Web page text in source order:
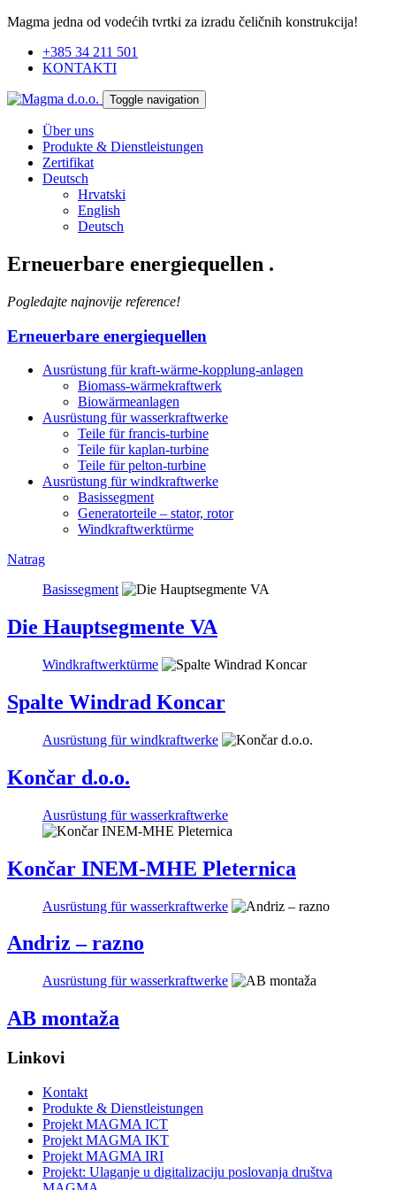
Magma jedna od vodećih tvrtki za izradu čeličnih konstrukcija!
+385 34 211 501
KONTAKTI
Toggle navigation
Über uns
Produkte & Dienstleistungen
Zertifikat
Deutsch
Hrvatski
English
Deutsch
Erneuerbare energiequellen .
Pogledajte najnovije reference!
Erneuerbare energiequellen
Ausrüstung für kraft-wärme-kopplung-anlagen
Biomass-wärmekraftwerk
Biowärmeanlagen
Ausrüstung für wasserkraftwerke
Teile für francis-turbine
Teile für kaplan-turbine
Teile für pelton-turbine
Ausrüstung für windkraftwerke
Basissegment
Generatorteile – stator, rotor
Windkraftwerktürme
Natrag
Basissegment
Die Hauptsegmente VA
Windkraftwerktürme
Spalte Windrad Koncar
Ausrüstung für windkraftwerke
Končar d.o.o.
Ausrüstung für wasserkraftwerke
Končar INEM-MHE Pleternica
Ausrüstung für wasserkraftwerke
Andriz – razno
Ausrüstung für wasserkraftwerke
AB montaža
Linkovi
Kontakt
Produkte & Dienstleistungen
Projekt MAGMA ICT
Projekt MAGMA IKT
Projekt MAGMA IRI
Projekt: Ulaganje u digitalizaciju poslovanja društva